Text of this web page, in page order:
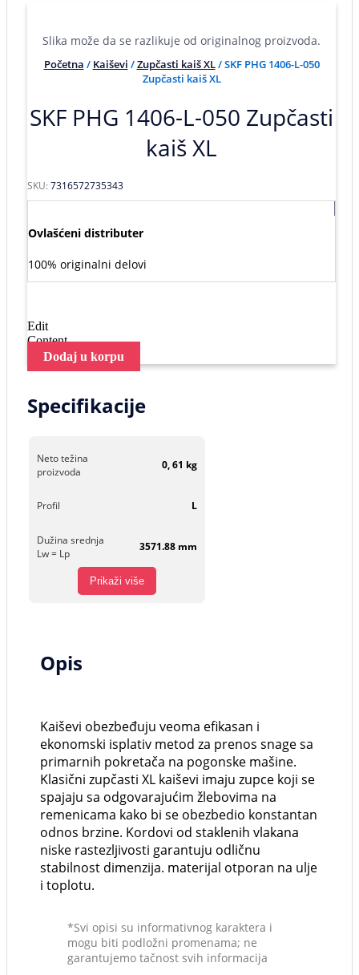
Slika može da se razlikuje od originalnog proizvoda.
Početna / Kaiševi /Zupčasti kaiš XL/ SKF PHG 1406-L-050
Zupčasti kaiš XL
SKF PHG 1406-L-050 Zupčasti
kaiš XL
SKU:7316572735343
Ovlašćeni distributer
100% originalni delovi
Edit
Content
Dodaj u korpu
Specifikacije
Neto težina
proizvoda
0, 61 kg
Profil L
Dužina srednja
Lw = Lp
3571.88 mm
Prikaži više
Opis
Kaiševi obezbeđuju veoma efikasan i
ekonomski isplativ metod za prenos snage sa
primarnih pokretača na pogonske mašine.
Klasični zupčasti XL kaiševi imaju zupce koji se
spajaju sa odgovarajućim žlebovima na
remenicama kako bi se obezbedio konstantan
odnos brzine. Kordovi od staklenih vlakana
niske rastezljivosti garantuju odličnu
stabilnost dimenzija. materijal otporan na ulje
i toplotu.
*Svi opisi su informativnog karaktera i
mogu biti podložni promenama; ne
garantujemo tačnost svih informacija